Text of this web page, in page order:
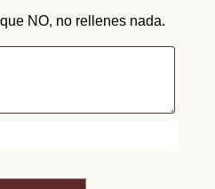
NO, no rellenes nada.